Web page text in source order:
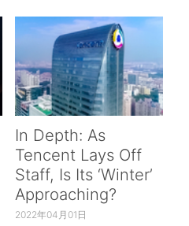
In Depth: As
Tencent Lays Off
Staff, Is Its ‘Winter’
Approaching?
2022年04月01日